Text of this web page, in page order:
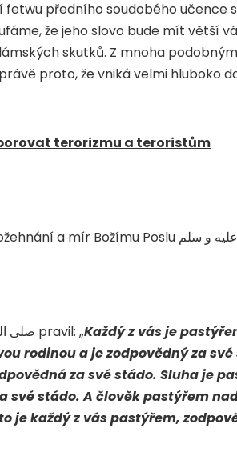
fetwu předního soudobého učence
že jeho slovo bude mít větší
skutků. Z mnoha
proto, že vniká velmi hluboko
terorizmu a teroristům
a mír Božímu Poslu و سلم
صلى pravil: „Každý z vás je
rodinou a je zodpovědný za
za své stádo. Sluha je
své stádo. A člověk pastýřem
je každý z vás pastýřem,